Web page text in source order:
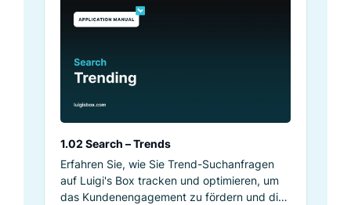
1.02 Search – Trends
Erfahren Sie, wie Sie Trend-Suchanfragen
auf Luigi's Box tracken und optimieren, um
das Kundenengagement zu fördern und die